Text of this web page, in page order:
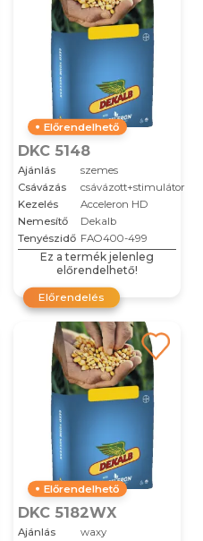
Előrendelhető
DKC 5148
Ajánlás
szemes
Csávázás
csávázott+stimulátor
Kezelés
Acceleron HD
Nemesítő
Dekalb
Tenyészidő FAO400-499
Ez a termék jelenleg
előrendelhető!
Előrendelés
Előrendelhető
DKC 5182WX
Ajánlás
waxy